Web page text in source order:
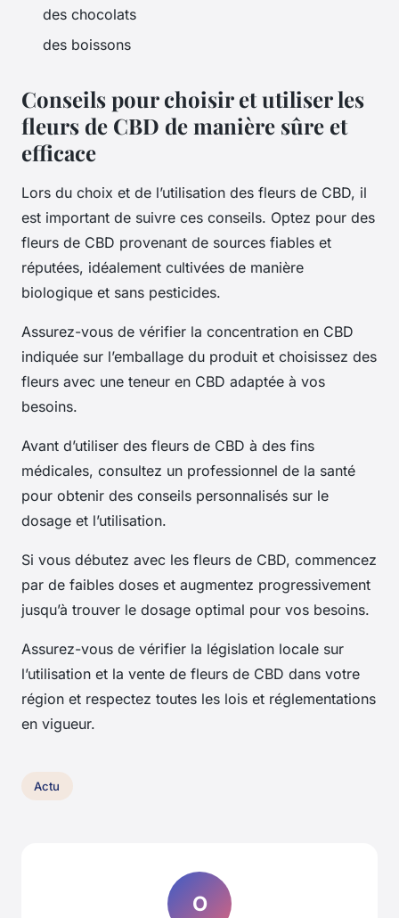
des chocolats
des boissons
Conseils pour choisir et utiliser les
fleurs de CBD de manière sûre et
efficace
Lors du choix et de l’utilisation des fleurs de CBD, il
est important de suivre ces conseils. Optez pour des
fleurs de CBD provenant de sources fiables et
réputées, idéalement cultivées de manière
biologique et sans pesticides.
Assurez-vous de vérifier la concentration en CBD
indiquée sur l’emballage du produit et choisissez des
fleurs avec une teneur en CBD adaptée à vos
besoins.
Avant d’utiliser des fleurs de CBD à des fins
médicales, consultez un professionnel de la santé
pour obtenir des conseils personnalisés sur le
dosage et l’utilisation.
Si vous débutez avec les fleurs de CBD, commencez
par de faibles doses et augmentez progressivement
jusqu’à trouver le dosage optimal pour vos besoins.
Assurez-vous de vérifier la législation locale sur
l’utilisation et la vente de fleurs de CBD dans votre
région et respectez toutes les lois et réglementations
en vigueur.
Actu
O